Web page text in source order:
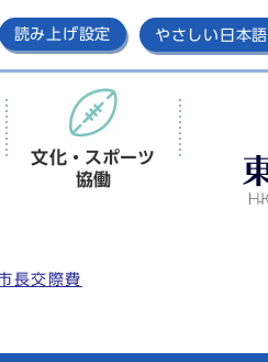
読み上げ設定 やさしい日本語
文化・スポーツ
協働
長交際費